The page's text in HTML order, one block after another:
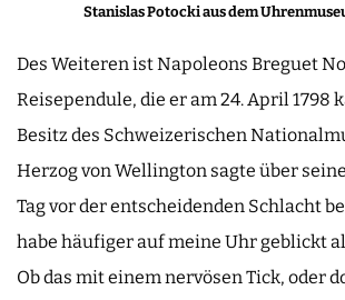
Stanislas Potocki aus dem
Des Weiteren ist Napoleons Breguet
Reisependule, die er am 24. April 1798
Besitz des Schweizerischen
Herzog von Wellington sagte über
Tag vor der entscheidenden Schlacht
habe häufiger auf meine Uhr geblickt
Ob das mit einem nervösen Tick, oder